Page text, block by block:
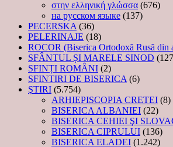
στην ελληνική γλώσσα (676)
на русском языке (137)
PECERSKA (36)
PELERINAJE (18)
ROCOR (Biserica Ortodoxă Rusă din
SFÂNTUL ȘI MARELE SINOD
SFINȚI ROMÂNI (2)
SFINTIRI DE BISERICA (6)
ŞTIRI (5.754)
ARHIEPISCOPIA CRETEI (8)
BISERICA ALBANIEI (22)
BISERICA CEHIEI ŞI
BISERICA CIPRULUI (136)
BISERICA ELADEI (1.242)